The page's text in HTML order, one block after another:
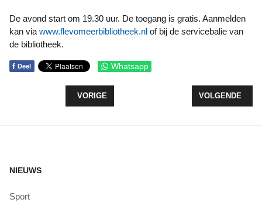
De avond start om 19.30 uur. De toegang is gratis. Aanmelden
kan via www.flevomeerbibliotheek.nl of bij de servicebalie van
de bibliotheek.
f Deel Whatsapp
VORIG ARTIKEL: MINI-LEGO ONTHULD
VORIGE VOLGENDE
VOLGENDE
NIEUWS
Sport